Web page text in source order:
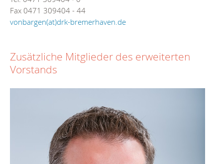
Fax 0471 309404 - 44
vonbargen(at)drk-bremerhaven.de
Zusätzliche Mitglieder des erweiterten
Vorstands